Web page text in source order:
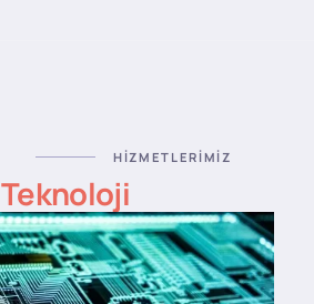
HIZMETLERIMIZ
Teknoloji